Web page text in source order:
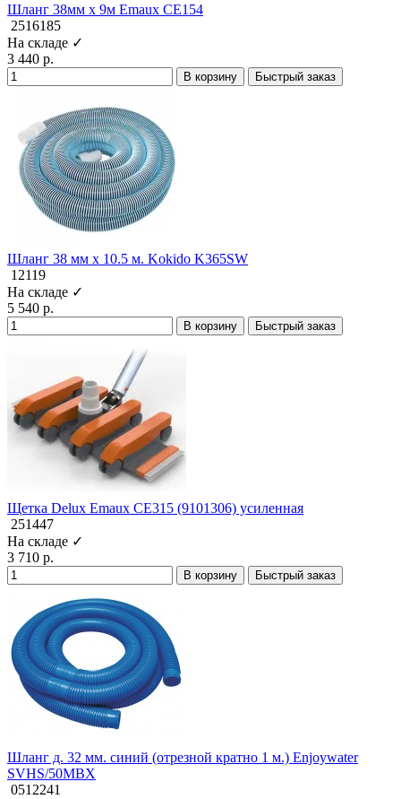
Шланг 38мм х 9м Emaux CE154
2516185
На складе ✓
3 440 р.
В корзину Быстрый заказ
Шланг 38 мм х 10.5 м. Kokido K365SW
12119
На складе ✓
5 540 р.
В корзину Быстрый заказ
Щетка Delux Emaux CE315 (9101306) усиленная
251447
На складе ✓
3 710 р.
В корзину Быстрый заказ
Шланг д. 32 мм. синий (отрезной кратно 1 м.) Enjoywater
SVHS/50MBX
0512241